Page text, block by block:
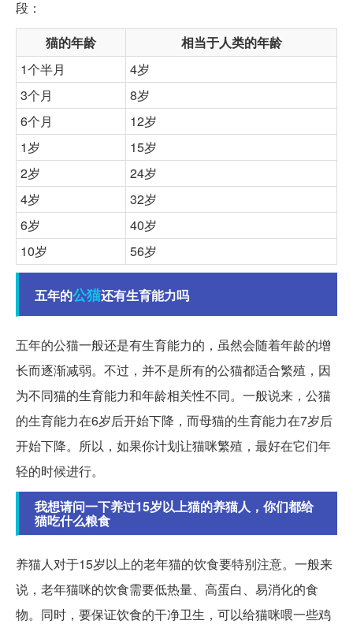
段：
猫的年龄
相当于人类的年龄
1个半月
4岁
3个月
8岁
6个月
12岁
1岁
15岁
2岁
24岁
4岁
32岁
6岁
40岁
10岁
56岁
五年的公猫还有生育能力吗
五年的公猫一般还是有生育能力的，虽然会随着年龄的增
长而逐渐减弱。不过，并不是所有的公猫都适合繁殖，因
为不同猫的生育能力和年龄相关性不同。一般说来，公猫
的生育能力在6岁后开始下降，而母猫的生育能力在7岁后
开始下降。所以，如果你计划让猫咪繁殖，最好在它们年
轻的时候进行。
我想请问一下养过15岁以上猫的养猫人，你们都给
猫吃什么粮食
养猫人对于15岁以上的老年猫的饮食要特别注意。一般来
说，老年猫咪的饮食需要低热量、高蛋白、易消化的食
物。同时，要保证饮食的干净卫生，可以给猫咪喂一些鸡